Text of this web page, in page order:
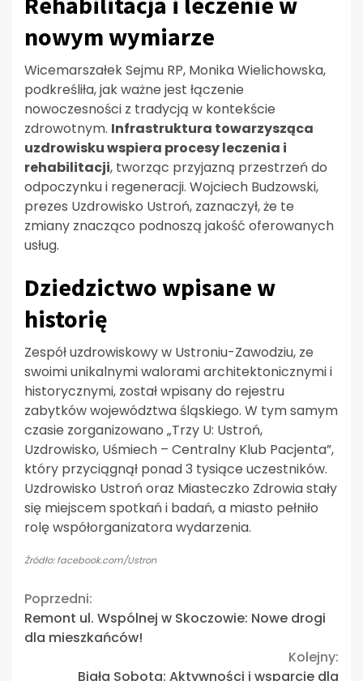
nowym wymiarze
Wicemarszałek Sejmu RP, Monika Wielichowska,
podkreśliła, jak ważne jest łączenie
nowoczesności z tradycją w kontekście
zdrowotnym. Infrastruktura towarzysząca
uzdrowisku wspiera procesy leczenia i
rehabilitacji, tworząc przyjazną przestrzeń do
odpoczynku i regeneracji. Wojciech Budzowski,
prezes Uzdrowisko Ustroń, zaznaczył, że te
zmiany znacząco podnoszą jakość oferowanych
usług.
Dziedzictwo wpisane w
historię
Zespół uzdrowiskowy w Ustroniu-Zawodziu, ze
swoimi unikalnymi walorami architektonicznymi i
historycznymi, został wpisany do rejestru
zabytków województwa śląskiego. W tym samym
czasie zorganizowano „Trzy U: Ustroń,
Uzdrowisko, Uśmiech – Centralny Klub Pacjenta”,
który przyciągnął ponad 3 tysiące uczestników.
Uzdrowisko Ustroń oraz Miasteczko Zdrowia stały
się miejscem spotkań i badań, a miasto pełniło
rolę współorganizatora wydarzenia.
Źródło: facebook.com/Ustron
Continue
Reading
Poprzedni:
Remont ul. Wspólnej w Skoczowie: Nowe drogi
dla mieszkańców!
Kolejny:
Biała Sobota: Aktywności i wsparcie dla